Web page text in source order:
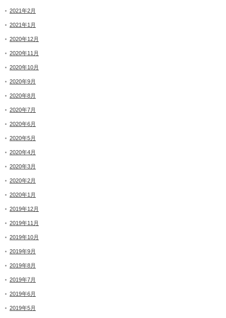
2021年2月
2021年1月
2020年12月
2020年11月
2020年10月
2020年9月
2020年8月
2020年7月
2020年6月
2020年5月
2020年4月
2020年3月
2020年2月
2020年1月
2019年12月
2019年11月
2019年10月
2019年9月
2019年8月
2019年7月
2019年6月
2019年5月